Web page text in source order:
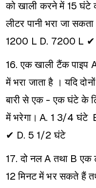
को खाली करने में 15 घंटे
लीटर पानी भरा जा
1200 L D. 7200 L ✔
16. एक खाली टैंक पाइप A
में भरा जाता है । यदि
बारी से एक - एक घंटे के
में भरेगा। A. 1 3/4 घंटे
✔ D. 5 1/2 घंटे
17. दो नल A तथा B एक
12 मिनट में भर सकते हैं